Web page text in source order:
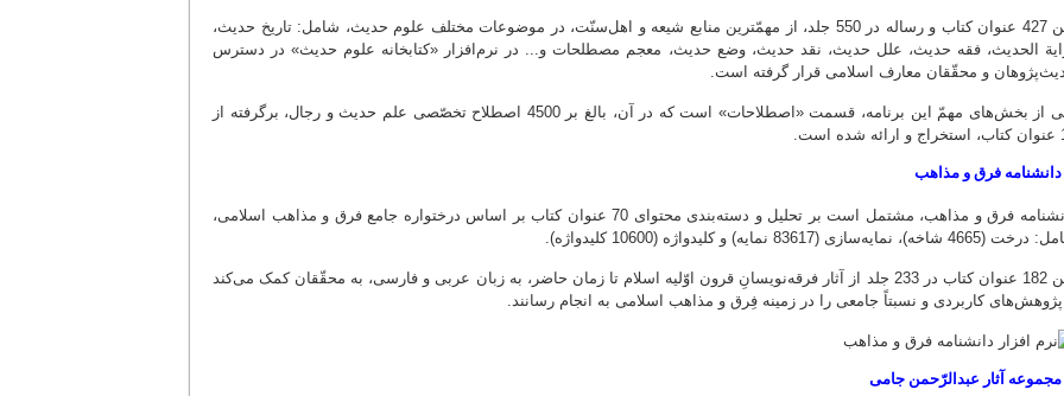
متن 427 عنوان کتاب و رساله در 550 جلد، از مهمّترین منابع شیعه و اهل‌سنّت، در موضوعات مختلف علوم حدیث، شامل: تاریخ حدیث،
الحدیث، فقه حدیث، علل حدیث، نقد حدیث، وضع حدیث، معجم مصطلحات و... در نرم‌افزار «کتابخانه علوم حدیث» در دسترس
و محقّقان معارف اسلامی قرار گرفته است.
یکی از بخش‌های مهمّ این برنامه، قسمت «اصطلاحات» است که در آن، بالغ بر 4500 اصطلاح تخصّصی علم حدیث و رجال، برگرفته از
است.
دانشنامه فرق و مذاهب، مشتمل است بر تحلیل و دسته‌بندی محتوای 70 عنوان کتاب بر اساس درختواره جامع فرق و مذاهب اسلامی،
شاخه)، نمایه‌سازی (83617 نمایه) و کلیدواژه (10600 کلیدواژه).
متن 182 عنوان کتاب در 233 جلد از آثار فرقه‌نویسانِ قرون اوّلیه اسلام تا زمان حاضر، به زبان عربی و فارسی، به محقّقان کمک می‌کند
پژوهش‌های کاربردی و نسبتاً جامعی را در زمینه فِرق و مذاهب اسلامی به انجام رسانند.